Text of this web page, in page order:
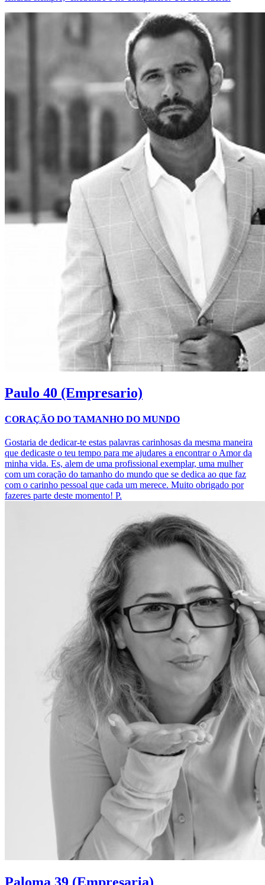
Paulo 40 (Empresario)
CORAÇÃO DO TAMANHO DO MUNDO
Gostaria de dedicar-te estas palavras carinhosas da mesma maneira
que dedicaste o teu tempo para me ajudares a encontrar o Amor da
minha vida. Es, alem de uma profissional exemplar, uma mulher
com um coração do tamanho do mundo que se dedica ao que faz
com o carinho pessoal que cada um merece. Muito obrigado por
fazeres parte deste momento! P.